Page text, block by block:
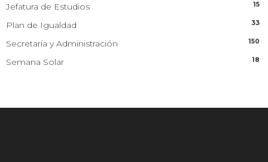
Jefatura de Estudios 15
Plan de Igualdad 33
Secretaría y Administración 150
Semana Solar 18